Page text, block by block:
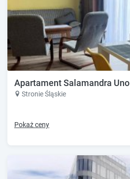
Apartament Salamandra Uno
Stronie Śląskie
Pokaż ceny